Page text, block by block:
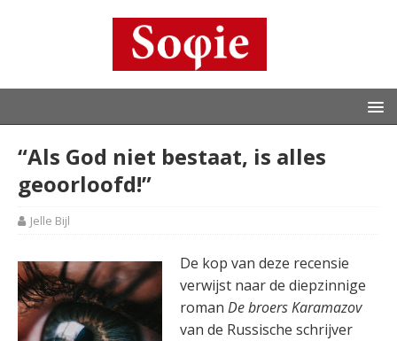
“Als God niet bestaat, is alles
geoorloofd!”
Jelle Bijl
De kop van deze recensie
verwijst naar de diepzinnige
romanDe broers Karamazov
van de Russische schrijver